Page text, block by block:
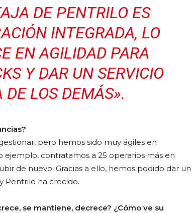
DE PENTRILO ES
INTEGRADA, LO
EN AGILIDAD PARA
Y DAR UN SERVICIO
LOS DEMÁS».
pero hemos sido muy ágiles en
ejemplo, contratamos a 25 operarios más en
de nuevo. Gracias a ello, hemos podido dar un
Pentrilo ha crecido.
se mantiene, decrece? ¿Cómo ve su